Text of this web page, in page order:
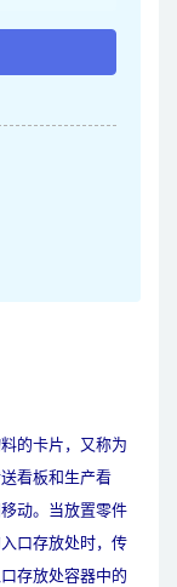
的卡片，又称为
看板和生产看
动。当放置零件
口存放处时，传
存放处容器中的